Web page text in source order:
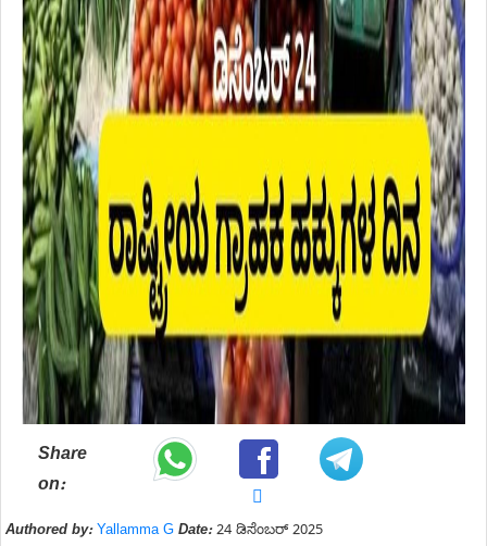
Share
on:
Authored by: Yallamma G Date:24 ಡಿಸೆಂಬರ್ 2025